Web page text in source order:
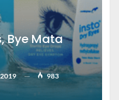
Bye Mata
983